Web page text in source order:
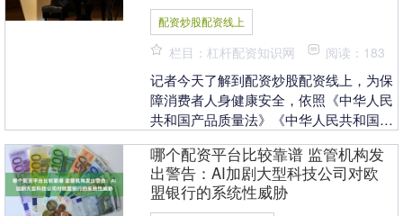
配资炒股配资线上
栏目：杠杆配资知识网 阅读：183
记者今天了解到配资炒股配资线上，为保
障消费者人身健康安全，依照《中华人民
共和国产品质量法》《中华人民共和国未
局发布“拼豆”产....
哪个配资平台比较靠谱 监管机构发
出警告：AI加剧大型科技公司对欧
盟银行的系统性威胁